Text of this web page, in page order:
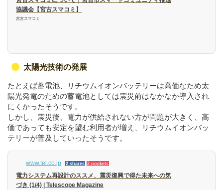
協議会【宮古スマコミ】
宮古スマコミ
太陽光技術の発展
たとえば蓄電池、リチウムイオンバッテリーは高価なため太
陽光発電のための蓄電池としては震災前はなかなか導入され
にくかったそうです。
しかし、震災後、電力が供給されない方が問題が大きく、高
価であっても安定を望む利用者が増え、リチウムイオンバッ
テリーが普及していったそうです。
www.tel.co.jp 2 shares 2 pockets
電力システム再設計のススメ、震災復興で得た未来への気
づき (1/4) | Telescope Magazine